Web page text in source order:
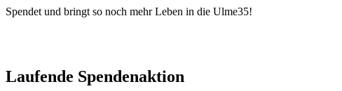
Spendet und bringt so noch mehr Leben in die Ulme35!
Laufende Spendenaktion